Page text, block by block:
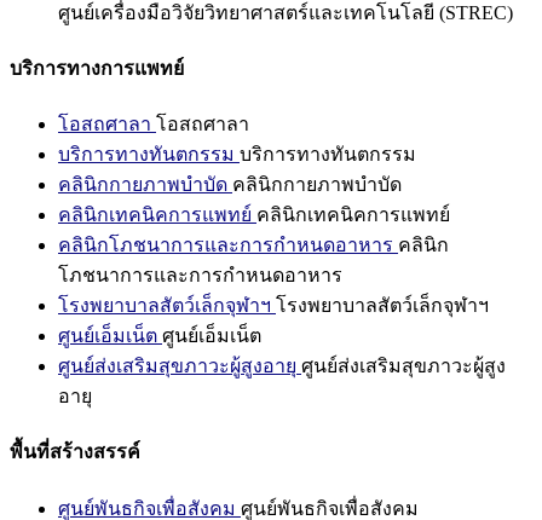
ศูนย์เครื่องมือวิจัยวิทยาศาสตร์และเทคโนโลยี (STREC)
บริการทางการแพทย์
โอสถศาลา โอสถศาลา
บริการทางทันตกรรม บริการทางทันตกรรม
คลินิกกายภาพบำบัด คลินิกกายภาพบำบัด
คลินิกเทคนิคการแพทย์ คลินิกเทคนิคการแพทย์
คลินิกโภชนาการและการกำหนดอาหาร คลินิก
โภชนาการและการกำหนดอาหาร
โรงพยาบาลสัตว์เล็กจุฬาฯ โรงพยาบาลสัตว์เล็กจุฬาฯ
ศูนย์เอ็มเน็ต ศูนย์เอ็มเน็ต
ศูนย์ส่งเสริมสุขภาวะผู้สูงอายุ ศูนย์ส่งเสริมสุขภาวะผู้สูง
อายุ
พื้นที่สร้างสรรค์
ศูนย์พันธกิจเพื่อสังคม ศูนย์พันธกิจเพื่อสังคม